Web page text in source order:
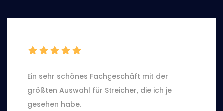
Ein sehr schönes Fachgeschäft mit der
größten Auswahl für Streicher, die ich je
gesehen habe.